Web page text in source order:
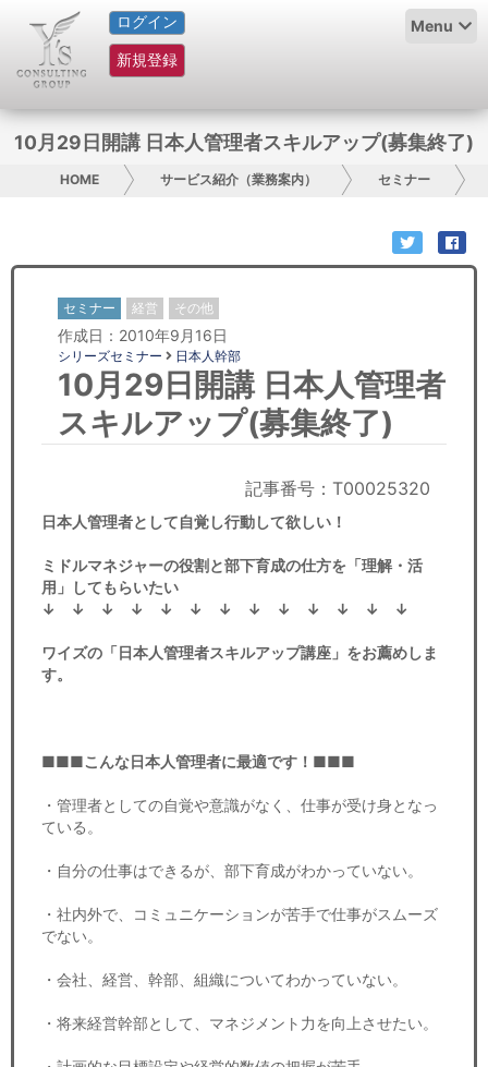
ログイン
新規登録
Menu
HOME
サービス紹介
グループ概要
日本人にPR
コンサルティング
リサーチ
労務顧問
ＩＴ
10月29日開講 日本人管理者スキルアップ(募集終了)
HOME サービス紹介（業務案内） セミナー
セミナー 経営 その他
作成日：2010年9月16日
シリーズセミナー 日本人幹部
10月29日開講 日本人管理者
スキルアップ(募集終了)
記事番号：T00025320
日本人管理者として自覚し行動して欲しい！
ミドルマネジャーの役割と部下育成の仕方を「理解・活
用」してもらいたい
↓ ↓ ↓ ↓ ↓ ↓ ↓ ↓ ↓ ↓ ↓ ↓ ↓
ワイズの「日本人管理者スキルアップ講座」をお薦めしま
す。
■■■こんな日本人管理者に最適です！■■■
・管理者としての自覚や意識がなく、仕事が受け身となっ
ている。
・自分の仕事はできるが、部下育成がわかっていない。
・社内外で、コミュニケーションが苦手で仕事がスムーズ
でない。
・会社、経営、幹部、組織についてわかっていない。
・将来経営幹部として、マネジメント力を向上させたい。